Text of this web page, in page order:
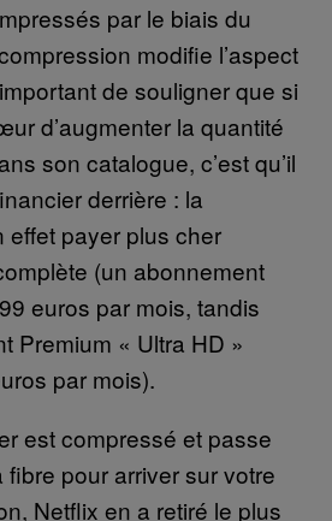
par le biais du
modifie l’aspect
de souligner que si
d’augmenter la quantité
son catalogue, c’est qu’il
derrière : la
effet payer plus cher
(un abonnement
euros par mois, tandis
Premium « Ultra HD »
par mois).
est compressé et passe
pour arriver sur votre
Netflix en a retiré le plus